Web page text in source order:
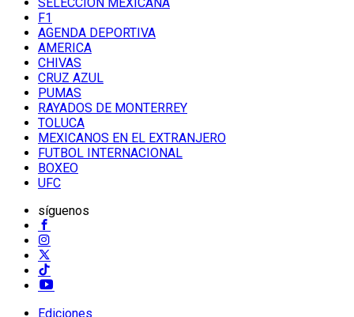
F1
AGENDA DEPORTIVA
AMERICA
CHIVAS
CRUZ AZUL
PUMAS
RAYADOS DE MONTERREY
TOLUCA
MEXICANOS EN EL EXTRANJERO
FUTBOL INTERNACIONAL
BOXEO
UFC
síguenos
Ediciones